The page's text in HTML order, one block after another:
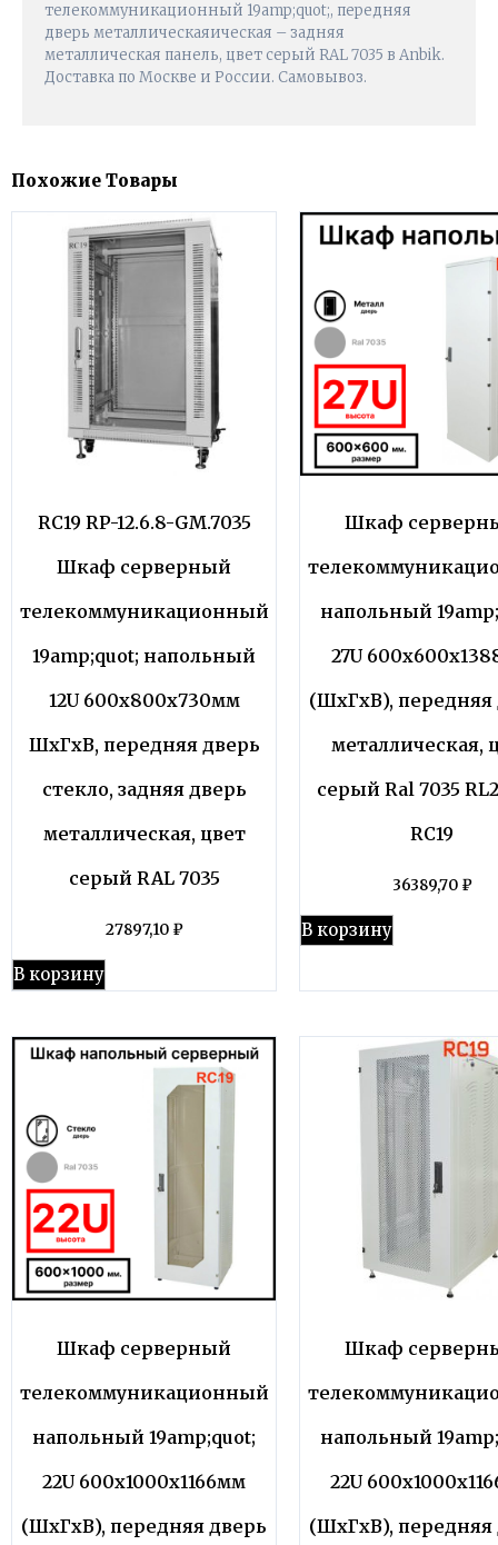
телекоммуникационный 19amp;quot;, передняя
дверь металлическаяическая – задняя
металлическая панель, цвет серый RAL 7035 в Anbik.
Доставка по Москве и России. Самовывоз.
Похожие Товары
RC19 RP-12.6.8-GM.7035
Шкаф серверный
телекоммуникационный
19amp;quot; напольный
12U 600x800x730мм
ШхГхВ, передняя дверь
стекло, задняя дверь
металлическая, цвет
серый RAL 7035
27897,10 ₽
В корзину
Шкаф
напольный
27U
(ШхГхВ), передняя
металлическая,
серый Ral 7035
RC19
36389,70 ₽
В корзину
Шкаф серверный
телекоммуникационный
напольный 19amp;quot;
22U 600x1000x1166мм
(ШхГхВ), передняя дверь
Шкаф
напольный
22U
(ШхГхВ), передняя